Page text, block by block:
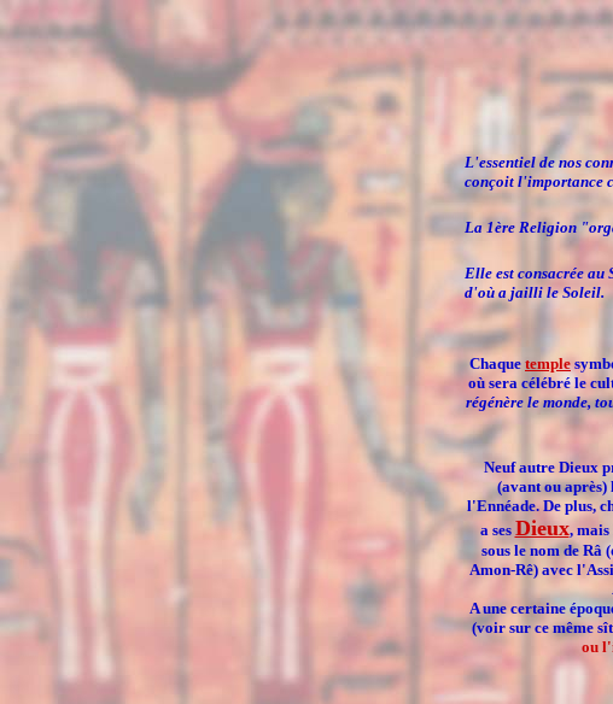
L'essentiel de nos
conçoit l'importance
La 1ère Religion
Elle est consacrée au
d'où a jailli le Soleil.
Chaque temple
où sera célébré le
régénère le monde,
Neuf autre Dieux
(avant ou après)
l'Ennéade. De plus,
a ses Dieux, mais
sous le nom de Râ
Amon-Rê) avec
A une certaine
(voir sur ce même
ou